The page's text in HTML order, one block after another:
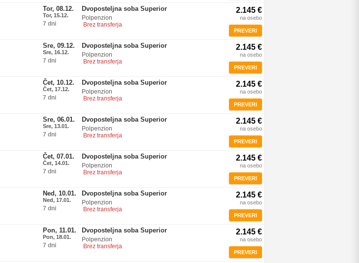
Tor, 08.12.
Tor, 15.12.
7 dni
Dvoposteljna soba Superior
Polpenzion
Brez transferja
2.145 €
na osebo
PREVERI
Sre, 09.12.
Sre, 16.12.
7 dni
Dvoposteljna soba Superior
Polpenzion
Brez transferja
2.145 €
na osebo
PREVERI
Čet, 10.12.
Čet, 17.12.
7 dni
Dvoposteljna soba Superior
Polpenzion
Brez transferja
2.145 €
na osebo
PREVERI
Sre, 06.01.
Sre, 13.01.
7 dni
Dvoposteljna soba Superior
Polpenzion
Brez transferja
2.145 €
na osebo
PREVERI
Čet, 07.01.
Čet, 14.01.
7 dni
Dvoposteljna soba Superior
Polpenzion
Brez transferja
2.145 €
na osebo
PREVERI
Ned, 10.01.
Ned, 17.01.
7 dni
Dvoposteljna soba Superior
Polpenzion
Brez transferja
2.145 €
na osebo
PREVERI
Pon, 11.01.
Pon, 18.01.
7 dni
Dvoposteljna soba Superior
Polpenzion
Brez transferja
2.145 €
na osebo
PREVERI